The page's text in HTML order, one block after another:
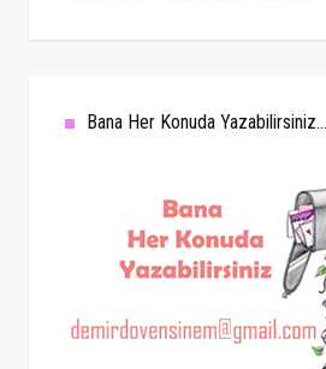
Bana Her Konuda Yazabilirsiniz...